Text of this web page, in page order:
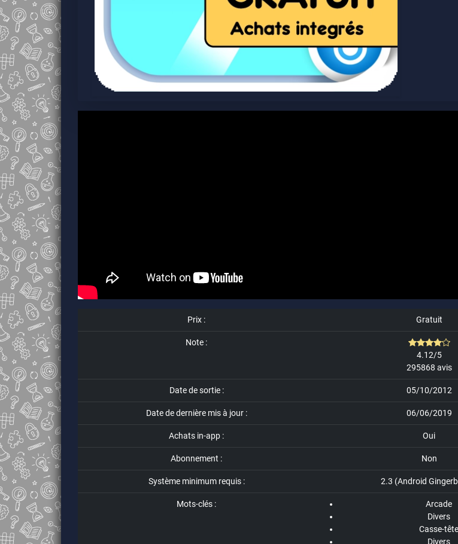
Prix : Gratuit
Note :
4.12/5
295868 avis
Date de sortie : 05/10/2012
Date de dernière mis à jour : 06/06/2019
Achats in-app : Oui
Abonnement : Non
Système minimum requis : 2.3 (Android
Mots-clés :
Arcade
Divers
Casse-tête
Divers